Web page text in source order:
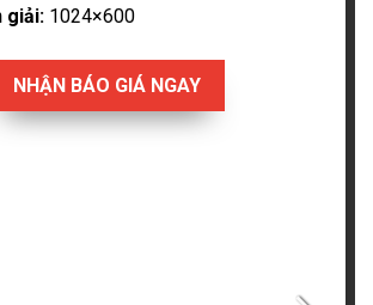
giải: 1024×600
NHẬN BÁO GIÁ NGAY